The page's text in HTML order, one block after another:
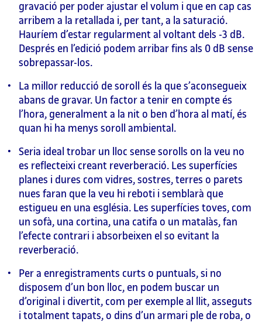
gravació per poder ajustar el volum i que en cap cas
arribem a la retallada i, per tant, a la saturació.
Hauríem d’estar regularment al voltant dels -3 dB.
Després en l’edició podem arribar fins als 0 dB sense
sobrepassar-los.
La millor reducció de soroll és la que s’aconsegueix
abans de gravar. Un factor a tenir en compte és
l’hora, generalment a la nit o ben d’hora al matí, és
quan hi ha menys soroll ambiental.
Seria ideal trobar un lloc sense sorolls on la veu no
es reflecteixi creant reverberació. Les superfícies
planes i dures com vidres, sostres, terres o parets
nues faran que la veu hi reboti i semblarà que
estigueu en una església. Les superfícies toves, com
un sofà, una cortina, una catifa o un matalàs, fan
l’efecte contrari i absorbeixen el so evitant la
reverberació.
Per a enregistraments curts o puntuals, si no
disposem d’un bon lloc, en podem buscar un
d’original i divertit, com per exemple al llit, asseguts
i totalment tapats, o dins d’un armari ple de roba, o